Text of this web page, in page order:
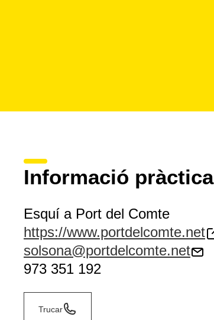
Informació pràctica
Esquí a Port del Comte
https://www.portdelcomte.net
solsona@portdelcomte.net
973 351 192
Trucar